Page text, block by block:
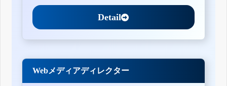
Detail
Webメディアディレクター